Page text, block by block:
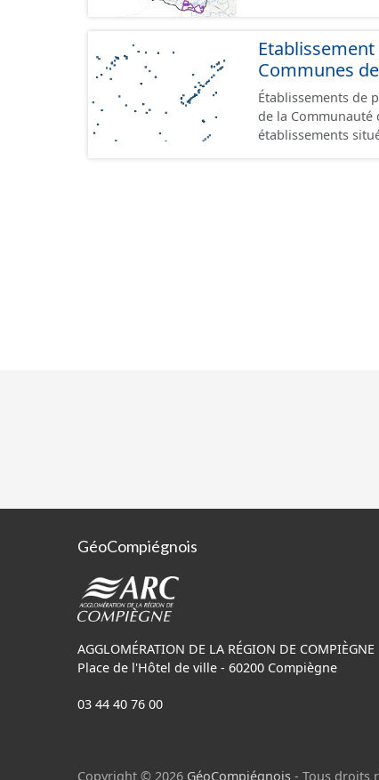
Communes
Établissements de
de la Communauté de
établissements
GéoCompiégnois
AGGLOMÉRATION DE LA RÉGION DE COMPIÈGNE
Place de l'Hôtel de ville - 60200 Compiègne
03 44 40 76 00
Copyright © 2026 GéoCompiégnois - Tous droits